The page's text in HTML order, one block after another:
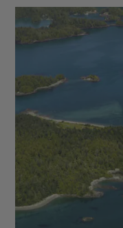
Park - Icefield
Rim - Le Passage